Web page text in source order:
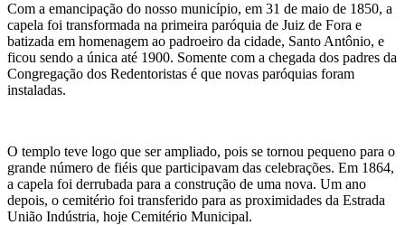
Com a emancipação do nosso município, em 31 de maio de 1850, a
capela foi transformada na primeira paróquia de Juiz de Fora e
batizada em homenagem ao padroeiro da cidade, Santo Antônio, e
ficou sendo a única até 1900. Somente com a chegada dos padres da
Congregação dos Redentoristas é que novas paróquias foram
instaladas.
O templo teve logo que ser ampliado, pois se tornou pequeno para o
grande número de fiéis que participavam das celebrações. Em 1864,
a capela foi derrubada para a construção de uma nova. Um ano
depois, o cemitério foi transferido para as proximidades da Estrada
União Indústria, hoje Cemitério Municipal.